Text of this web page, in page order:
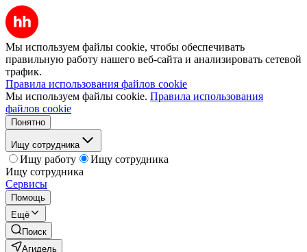
Мы используем файлы cookie, чтобы обеспечивать
правильную работу нашего веб-сайта и анализировать сетевой
трафик.
Правила использования файлов cookie
Мы используем файлы cookie. Правила использования
файлов cookie
Понятно
Ищу сотрудника
Ищу работу
Ищу сотрудника
Ищу сотрудника
Сервисы
Помощь
Ещё
Поиск
Агидель